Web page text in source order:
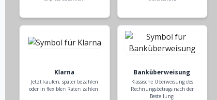
Klarna
Jetzt kaufen, später bezahlen
oder in flexiblen Raten zahlen.
Banküberweisung
Klassische Überweisung des
Rechnungsbetrags nach der
Bestellung.